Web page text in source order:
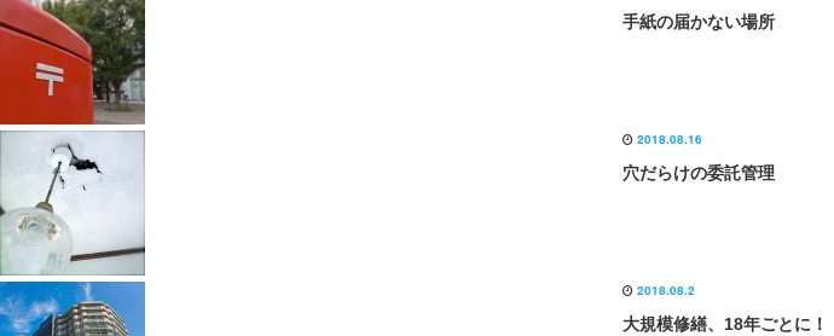
手紙の届かない場所
2018.08.16
穴だらけの委託管理
2018.08.2
大規模修繕、18年ごとに！